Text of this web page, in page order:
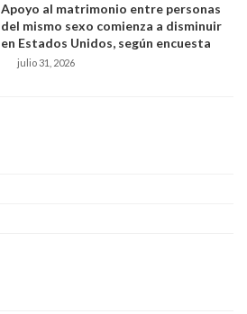
Apoyo al matrimonio entre personas
del mismo sexo comienza a disminuir
en Estados Unidos, según encuesta
julio 31, 2026